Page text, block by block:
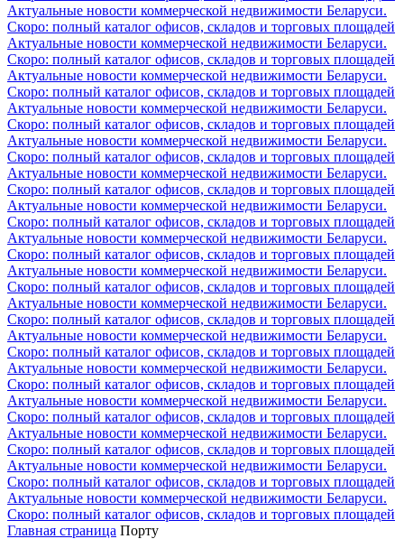
Актуальные новости коммерческой недвижимости Беларуси.
Скоро: полный каталог офисов, складов и торговых площадей
Актуальные новости коммерческой недвижимости Беларуси.
Скоро: полный каталог офисов, складов и торговых площадей
Актуальные новости коммерческой недвижимости Беларуси.
Скоро: полный каталог офисов, складов и торговых площадей
Актуальные новости коммерческой недвижимости Беларуси.
Скоро: полный каталог офисов, складов и торговых площадей
Актуальные новости коммерческой недвижимости Беларуси.
Скоро: полный каталог офисов, складов и торговых площадей
Актуальные новости коммерческой недвижимости Беларуси.
Скоро: полный каталог офисов, складов и торговых площадей
Актуальные новости коммерческой недвижимости Беларуси.
Скоро: полный каталог офисов, складов и торговых площадей
Актуальные новости коммерческой недвижимости Беларуси.
Скоро: полный каталог офисов, складов и торговых площадей
Актуальные новости коммерческой недвижимости Беларуси.
Скоро: полный каталог офисов, складов и торговых площадей
Актуальные новости коммерческой недвижимости Беларуси.
Скоро: полный каталог офисов, складов и торговых площадей
Актуальные новости коммерческой недвижимости Беларуси.
Скоро: полный каталог офисов, складов и торговых площадей
Актуальные новости коммерческой недвижимости Беларуси.
Скоро: полный каталог офисов, складов и торговых площадей
Актуальные новости коммерческой недвижимости Беларуси.
Скоро: полный каталог офисов, складов и торговых площадей
Актуальные новости коммерческой недвижимости Беларуси.
Скоро: полный каталог офисов, складов и торговых площадей
Актуальные новости коммерческой недвижимости Беларуси.
Скоро: полный каталог офисов, складов и торговых площадей
Актуальные новости коммерческой недвижимости Беларуси.
Скоро: полный каталог офисов, складов и торговых площадей
Главная страница Порту